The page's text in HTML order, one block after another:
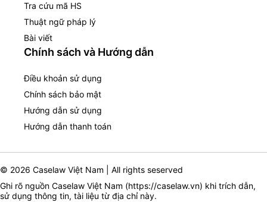
Tra cứu mã HS
Thuật ngữ pháp lý
Bài viết
Chính sách và Hướng dẫn
Điều khoản sử dụng
Chính sách bảo mật
Hướng dẫn sử dụng
Hướng dẫn thanh toán
© 2026 Caselaw Việt Nam | All rights seserved
Ghi rõ nguồn Caselaw Việt Nam (https://caselaw.vn) khi trích dẫn,
sử dụng thông tin, tài liệu từ địa chỉ này.